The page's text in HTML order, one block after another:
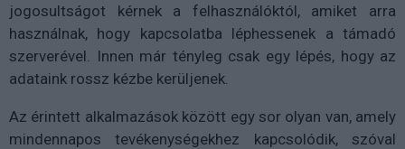
jogosultságot kérnek a felhasználóktól, amiket arra
használnak, hogy kapcsolatba léphessenek a támadó
szerverével. Innen már tényleg csak egy lépés, hogy az
adataink rossz kézbe kerüljenek.
Az érintett alkalmazások között egy sor olyan van, amely
mindennapos tevékenységekhez kapcsolódik, szóval